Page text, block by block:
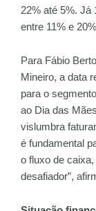
22% até 5%.
entre 11% e
Para Fábio
Mineiro, a data
para o
ao Dia das
vislumbra
é fundamental
o fluxo de
desafiador”,